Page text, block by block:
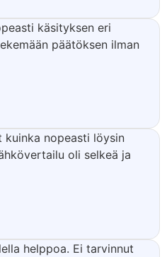
käsityksen eri
päätöksen ilman
nopeasti löysin
oli selkeä ja
helppoa. Ei tarvinnut